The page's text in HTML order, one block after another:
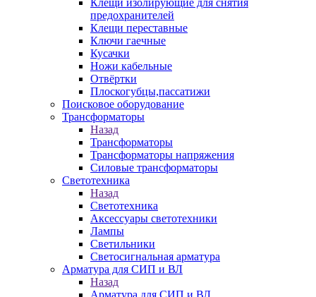
Клещи изолирующие для снятия
предохранителей
Клещи переставные
Ключи гаечные
Кусачки
Ножи кабельные
Отвёртки
Плоскогубцы,пассатижи
Поисковое оборудование
Трансформаторы
Назад
Трансформаторы
Трансформаторы напряжения
Силовые трансформаторы
Светотехника
Назад
Светотехника
Аксессуары светотехники
Лампы
Светильники
Светосигнальная арматура
Арматура для СИП и ВЛ
Назад
Арматура для СИП и ВЛ